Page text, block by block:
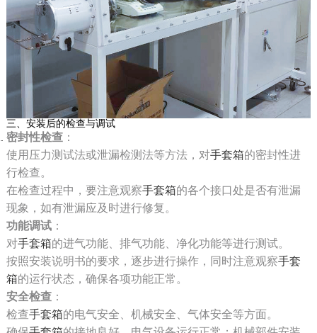
三、安装后的检查与调试
密封性检查：
使用压力测试法或泄漏检测法等方法，对手套箱的密封性进
行检查。
在检查过程中，要注意观察手套箱的各个接口处是否有泄漏
现象，如有泄漏应及时进行修复。
功能调试：
对手套箱的进气功能、排气功能、净化功能等进行测试。
按照安装说明书的要求，逐步进行操作，同时注意观察手套
箱的运行状态，确保各项功能正常。
安全检查：
检查手套箱的电气安全、机械安全、气体安全等方面。